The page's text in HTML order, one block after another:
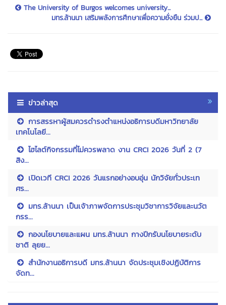
The University of Burgos welcomes university...
มทร.ล้านนา เสริมพลังการศึกษาเพื่อความยั่งยืน ร่วมป...
ข่าวล่าสุด
การสรรหาผู้สมควรดำรงตำแหน่งอธิการบดีมหาวิทยาลัย
เทคโนโลยี...
ไฮไลต์กิจกรรมที่ไม่ควรพลาด งาน CRCI 2026 วันที่ 2 (7
สิง...
เปิดเวที CRCI 2026 วันแรกอย่างอบอุ่น นักวิจัยทั่วประเท
ศร...
มทร.ล้านนา เป็นเจ้าภาพจัดการประชุมวิชาการวิจัยและนวัต
กรร...
กองนโยบายและแผน มทร.ล้านนา กางปีกรับนโยบายระดับ
ชาติ ลุยย...
สำนักงานอธิการบดี มทร.ล้านนา จัดประชุมเชิงปฏิบัติการ
จัดท...